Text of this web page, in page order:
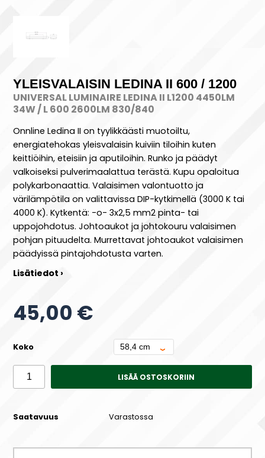
YLEISVALAISIN LEDINA II 600 / 1200
UNIVERSAL LUMINAIRE LEDINA II L1200 4450LM
34W / L 600 2600LM 830/840
Onnline Ledina II on tyylikkäästi muotoiltu,
energiatehokas yleisvalaisin kuiviin tiloihin kuten
keittiöihin, eteisiin ja aputiloihin. Runko ja päädyt
valkoiseksi pulverimaalattua terästä. Kupu opaloitua
polykarbonaattia. Valaisimen valontuotto ja
värilämpötila on valittavissa DIP-kytkimellä (3000 K tai
4000 K). Kytkentä: -o- 3x2,5 mm2 pinta- tai
uppojohdotus. Johtoaukot ja johtokouru valaisimen
pohjan pituudelta. Murrettavat johtoaukot valaisimen
päädyissä pintajohdotusta varten.
Lisätiedot ›
45,00 €
Koko
LISÄÄ OSTOSKORIIN
Saatavuus Varastossa